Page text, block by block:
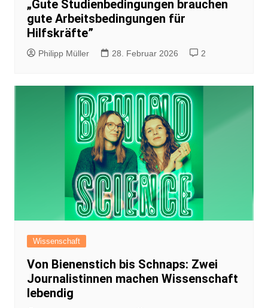
„Gute Studienbedingungen brauchen
gute Arbeitsbedingungen für
Hilfskräfte”
Philipp Müller 28. Februar 2026 2
Wissenschaft
Von Bienenstich bis Schnaps: Zwei
Journalistinnen machen Wissenschaft
lebendig